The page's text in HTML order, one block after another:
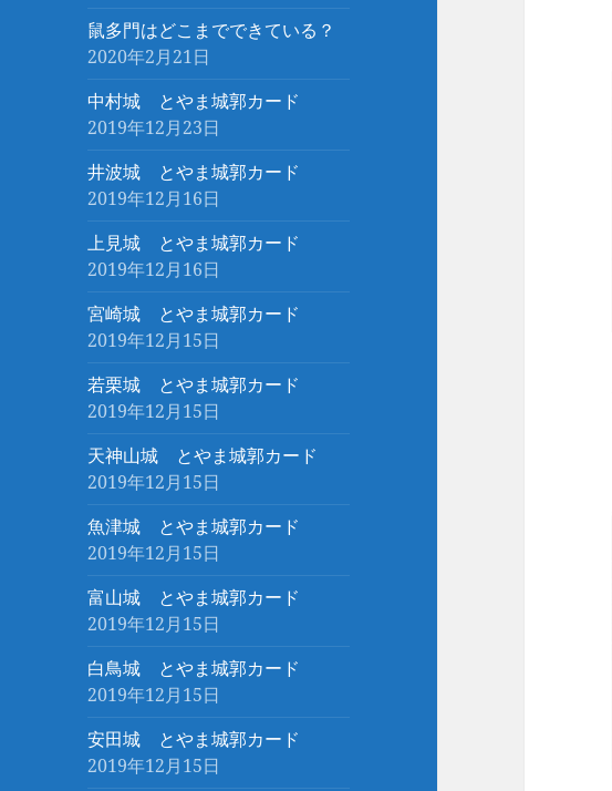
鼠多門はどこまでできている？
2020年2月21日
中村城 とやま城郭カード
2019年12月23日
井波城 とやま城郭カード
2019年12月16日
上見城 とやま城郭カード
2019年12月16日
宮崎城 とやま城郭カード
2019年12月15日
若栗城 とやま城郭カード
2019年12月15日
天神山城 とやま城郭カード
2019年12月15日
魚津城 とやま城郭カード
2019年12月15日
富山城 とやま城郭カード
2019年12月15日
白鳥城 とやま城郭カード
2019年12月15日
安田城 とやま城郭カード
2019年12月15日